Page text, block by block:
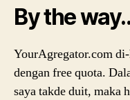
By the
YourAgregator.com
dengan free quota.
saya takde duit, maka